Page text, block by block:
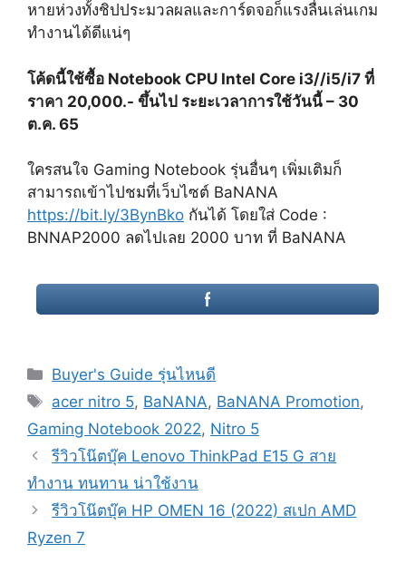
หายห่วงทั้งชิปประมวลผลและการ์ดจอก็แรงลื่นเล่นเกม
ทำงานได้ดีแน่ๆ
โค้ดนี้ใช้ซื้อ Notebook CPU Intel Core i3//i5/i7 ที่
ราคา 20,000.- ขึ้นไป ระยะเวลาการใช้วันนี้ – 30
ต.ค. 65
ใครสนใจ Gaming Notebook รุ่นอื่นๆ เพิ่มเติมก็
สามารถเข้าไปชมที่เว็บไซต์ BaNANA
https://bit.ly/3BynBko กันได้ โดยใส่ Code :
BNNAP2000 ลดไปเลย 2000 บาท ที่ BaNANA
Categories
Buyer's Guide รุ่นไหนดี
Tags
acer nitro 5, BaNANA, BaNANA Promotion,
Gaming Notebook 2022, Nitro 5
Post
navigation
รีวิวโน๊ตบุ๊ค Lenovo ThinkPad E15 G สาย
ทำงาน ทนทาน น่าใช้งาน
รีวิวโน๊ตบุ๊ค HP OMEN 16 (2022) สเปก AMD
Ryzen 7